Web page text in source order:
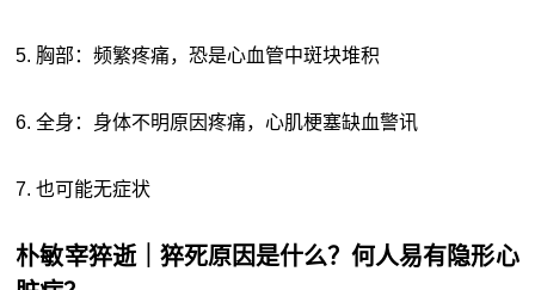
5. 胸部：频繁疼痛，恐是心血管中斑块堆积
6. 全身：身体不明原因疼痛，心肌梗塞缺血警讯
7. 也可能无症状
朴敏宰猝逝｜猝死原因是什么？何人易有隐形心